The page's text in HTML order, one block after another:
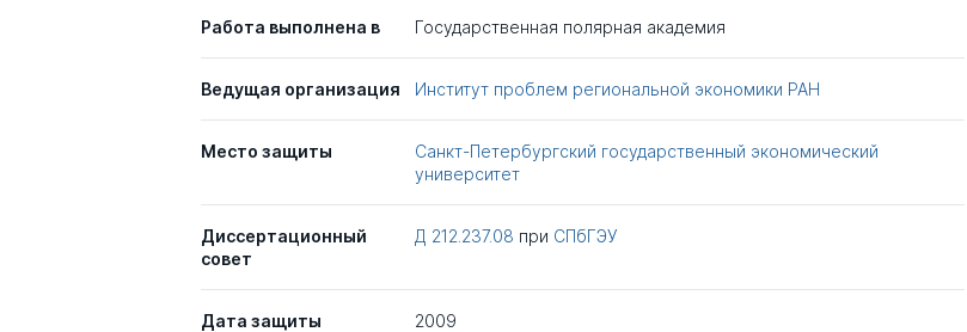
Работа выполнена в Государственная полярная академия
Ведущая организация Институт проблем региональной экономики РАН
Место защиты
Санкт-Петербургский государственный экономический
университет
Диссертационный
совет
Д 212.237.08 при СПбГЭУ
Дата защиты 2009